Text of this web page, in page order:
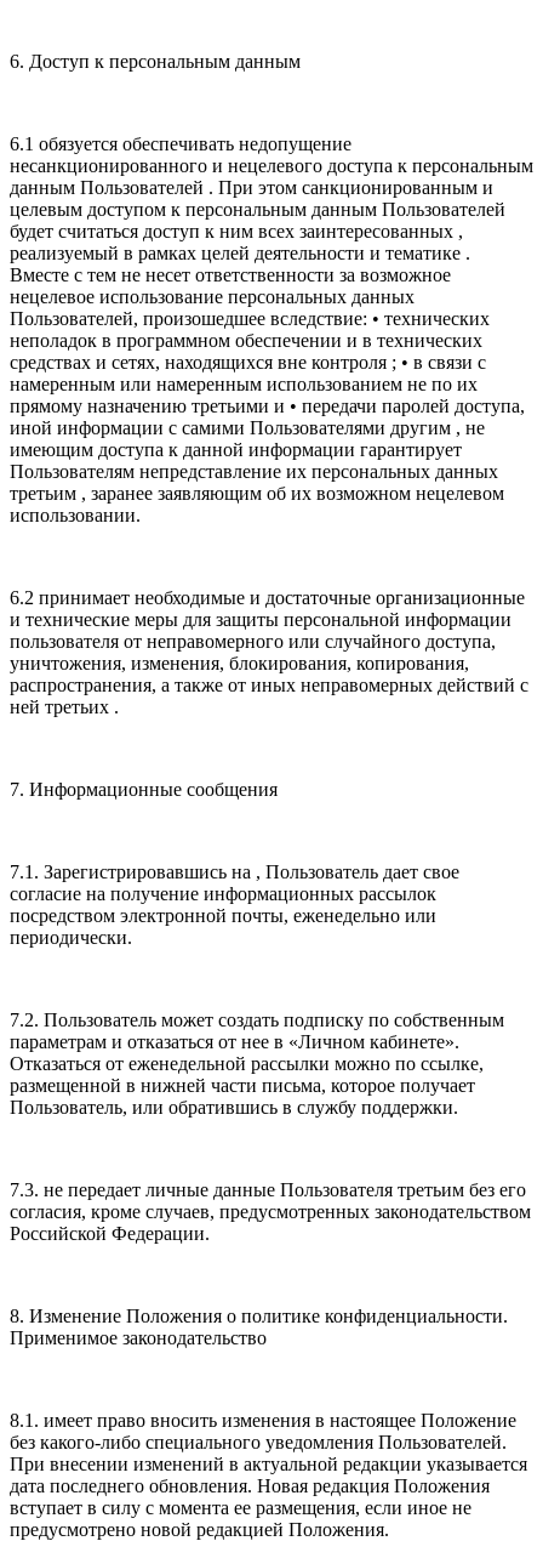
6. Доступ к персональным данным
6.1 обязуется обеспечивать недопущение
несанкционированного и нецелевого доступа к персональным
данным Пользователей . При этом санкционированным и
целевым доступом к персональным данным Пользователей
будет считаться доступ к ним всех заинтересованных ,
реализуемый в рамках целей деятельности и тематике .
Вместе с тем не несет ответственности за возможное
нецелевое использование персональных данных
Пользователей, произошедшее вследствие: • технических
неполадок в программном обеспечении и в технических
средствах и сетях, находящихся вне контроля ; • в связи с
намеренным или намеренным использованием не по их
прямому назначению третьими и • передачи паролей доступа,
иной информации с самими Пользователями другим , не
имеющим доступа к данной информации гарантирует
Пользователям непредставление их персональных данных
третьим , заранее заявляющим об их возможном нецелевом
использовании.
6.2 принимает необходимые и достаточные организационные
и технические меры для защиты персональной информации
пользователя от неправомерного или случайного доступа,
уничтожения, изменения, блокирования, копирования,
распространения, а также от иных неправомерных действий с
ней третьих .
7. Информационные сообщения
7.1. Зарегистрировавшись на , Пользователь дает свое
согласие на получение информационных рассылок
посредством электронной почты, еженедельно или
периодически.
7.2. Пользователь может создать подписку по собственным
параметрам и отказаться от нее в «Личном кабинете».
Отказаться от еженедельной рассылки можно по ссылке,
размещенной в нижней части письма, которое получает
Пользователь, или обратившись в службу поддержки.
7.3. не передает личные данные Пользователя третьим без его
согласия, кроме случаев, предусмотренных законодательством
Российской Федерации.
8. Изменение Положения о политике конфиденциальности.
Применимое законодательство
8.1. имеет право вносить изменения в настоящее Положение
без какого-либо специального уведомления Пользователей.
При внесении изменений в актуальной редакции указывается
дата последнего обновления. Новая редакция Положения
вступает в силу с момента ее размещения, если иное не
предусмотрено новой редакцией Положения.